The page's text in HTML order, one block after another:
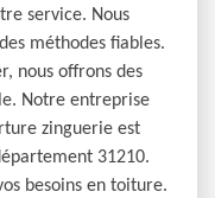
service. Nous
méthodes fiables.
nous offrons des
Notre entreprise
zinguerie est
31210.
besoins en toiture.